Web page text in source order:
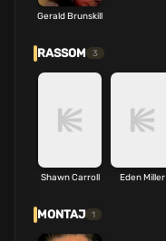
Gerald Brunskill
RASSOM 3
Shawn Carroll Eden Miller
MONTAJ 1